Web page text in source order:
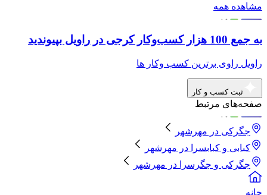
مشاهده همه
به جمع 100 هزار کسب‌وکار کرجی در راویل بپیوندید
راویل راوی برترین کسب وکار ها
ثبت کسب و کار
صفحه‌های مرتبط
جگرکی در مهرشهر
کبابی و کبابسرا
در مهرشهر
جگرکی و جگرسرا
در مهرشهر
خانه